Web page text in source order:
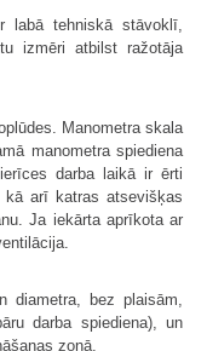
labā tehniskā stāvoklī,
izmēri atbilst ražotāja
Manometra skala
manometra spiediena
darba laikā ir ērti
kā arī katras atsevišķas
Ja iekārta aprīkota ar
diametra, bez plaisām,
darba spiediena), un
zonā.